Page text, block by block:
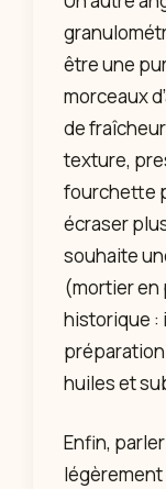
être une
morceaux
de
texture,
fourchette
écraser
souhaite
(mortier en
historique :
huiles et
Enfin,
légèrement